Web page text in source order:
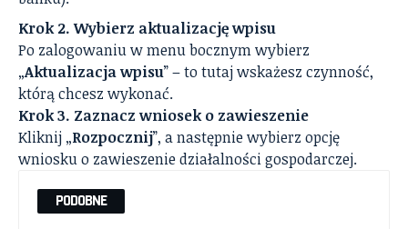
Krok 2. Wybierz aktualizację wpisu
Po zalogowaniu w menu bocznym wybierz
„Aktualizacja wpisu” – to tutaj wskażesz czynność,
którą chcesz wykonać.
Krok 3. Zaznacz wniosek o zawieszenie
Kliknij „Rozpocznij”, a następnie wybierz opcję
wniosku o zawieszenie działalności gospodarczej.
PODOBNE